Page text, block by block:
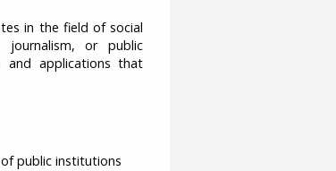
in the field of social
journalism, or public
and applications that
public institutions